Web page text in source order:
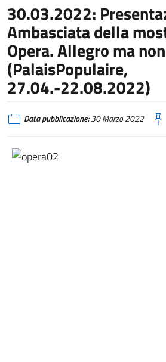
30.03.2022:
Ambasciata della
Opera. Allegro ma
(PalaisPopulaire,
27.04.-22.08.2022)
Data pubblicazione:30 Marzo 2022